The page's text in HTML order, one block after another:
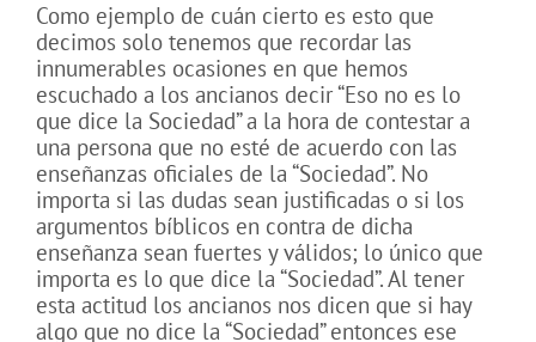
Como ejemplo de cuán cierto es esto que
decimos solo tenemos que recordar las
innumerables ocasiones en que hemos
escuchado a los ancianos decir “Eso no es lo
que dice la Sociedad” a la hora de contestar a
una persona que no esté de acuerdo con las
enseñanzas oficiales de la “Sociedad”. No
importa si las dudas sean justificadas o si los
argumentos bíblicos en contra de dicha
enseñanza sean fuertes y válidos; lo único que
importa es lo que dice la “Sociedad”. Al tener
esta actitud los ancianos nos dicen que si hay
algo que no dice la “Sociedad” entonces ese